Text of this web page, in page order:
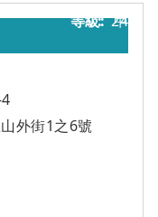
24
外街1之6號
甲